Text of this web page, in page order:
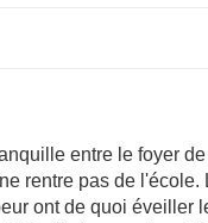
entre le foyer
rentre pas de
ont de quoi éveiller